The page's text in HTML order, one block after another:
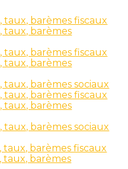
taux, barèmes fiscaux
taux, barèmes
taux, barèmes fiscaux
taux, barèmes
taux, barèmes sociaux
taux, barèmes fiscaux
taux, barèmes
taux, barèmes sociaux
taux, barèmes fiscaux
taux, barèmes